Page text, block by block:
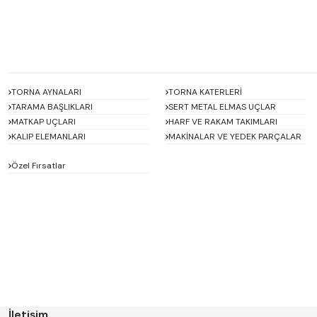
TORNA AYNALARI TORNA KATERLERİ
TARAMA BAŞLIKLARI
SERT METAL ELMAS UÇLAR
MATKAP UÇLARI
HARF VE RAKAM TAKIMLARI
KALIP ELEMANLARI
MAKİNALAR VE YEDEK PARÇALAR
Özel Fırsatlar
GWG